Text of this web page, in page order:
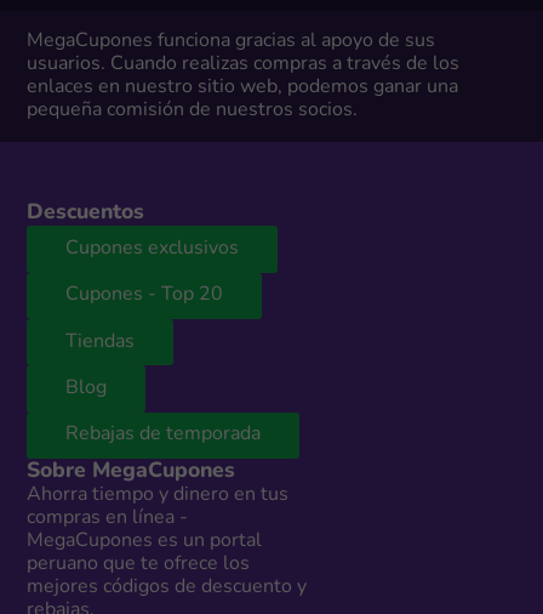
MegaCupones funciona gracias al apoyo de sus
usuarios. Cuando realizas compras a través de los
enlaces en nuestro sitio web, podemos ganar una
pequeña comisión de nuestros socios.
Descuentos
Cupones exclusivos
Cupones - Top 20
Tiendas
Blog
Rebajas de temporada
Sobre MegaCupones
Ahorra tiempo y dinero en tus
compras en línea -
MegaCupones es un portal
peruano que te ofrece los
mejores códigos de descuento y